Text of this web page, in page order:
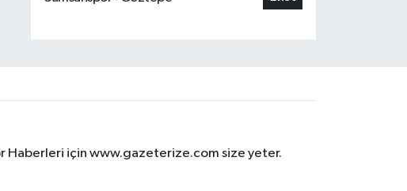
Haberleri için www.gazeterize.com size yeter.